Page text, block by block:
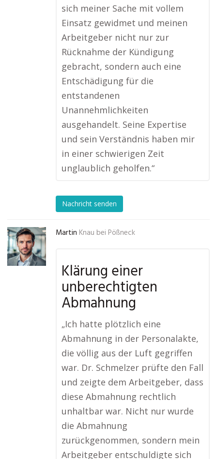
sich meiner Sache mit vollem
Einsatz gewidmet und meinen
Arbeitgeber nicht nur zur
Rücknahme der Kündigung
gebracht, sondern auch eine
Entschädigung für die
entstandenen
Unannehmlichkeiten
ausgehandelt. Seine Expertise
und sein Verständnis haben mir
in einer schwierigen Zeit
unglaublich geholfen.“
Nachricht senden
Martin Knau bei Pößneck
Klärung einer
unberechtigten
Abmahnung
„Ich hatte plötzlich eine
Abmahnung in der Personalakte,
die völlig aus der Luft gegriffen
war. Dr. Schmelzer prüfte den Fall
und zeigte dem Arbeitgeber, dass
diese Abmahnung rechtlich
unhaltbar war. Nicht nur wurde
die Abmahnung
zurückgenommen, sondern mein
Arbeitgeber entschuldigte sich